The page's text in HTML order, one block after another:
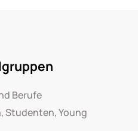
Berufe
Studenten, Young